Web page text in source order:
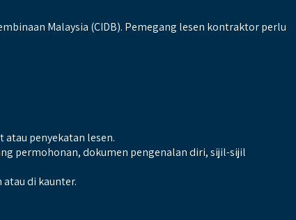
Malaysia (CIDB). Pemegang lesen kontraktor perlu
penyekatan lesen.
permohonan, dokumen pengenalan diri, sijil-sijil
di kaunter.